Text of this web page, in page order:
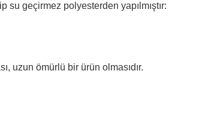
geçirmez polyesterden yapılmıştır:
uzun ömürlü bir ürün olmasıdır.